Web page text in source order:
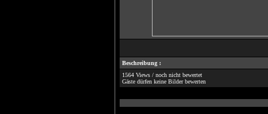
Beschreibung :
1564 Views / noch nicht bewertet
Gäste dürfen keine Bilder bewerten